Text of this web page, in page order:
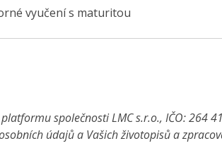
vyučení s maturitou
společnosti LMC s.r.o., IČO: 264
údajů a Vašich životopisů a